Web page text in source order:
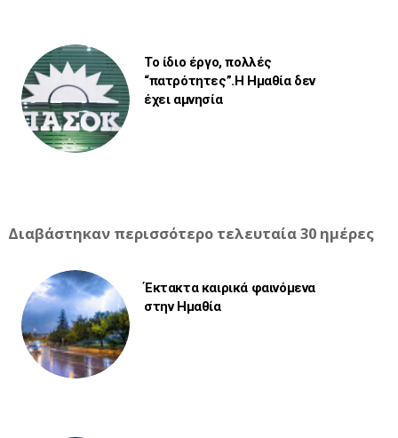
Το ίδιο έργο, πολλές
“πατρότητες”.Η Ημαθία δεν
έχει αμνησία
Διαβάστηκαν περισσότερο τελευταία 30 ημέρες
Έκτακτα καιρικά φαινόμενα
στην Ημαθία